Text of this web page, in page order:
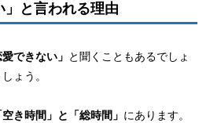
と言われる理由
できない」 と聞くこともあるでしょ
ょう。
空き時間」と「総時間」 にあります。